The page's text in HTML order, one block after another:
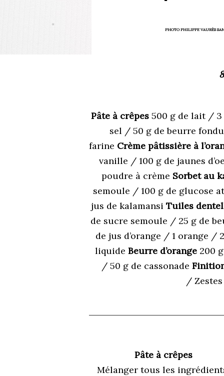
PHOTO PHILIPPE VAURÈS
Pâte à crêpes 500 g de lait / 3
sel / 50 g de beurre
farine Crème pâtissière à
vanille / 100 g de jaunes
poudre à crème Sorbet au
semoule / 100 g de glucose
jus de kalamansi Tuiles
de sucre semoule / 25 g de
de jus d’orange / 1 orange /
liquide Beurre d’orange200
/ 50 g de cassonade
/ Zestes
Pâte à crêpes
Mélanger tous les